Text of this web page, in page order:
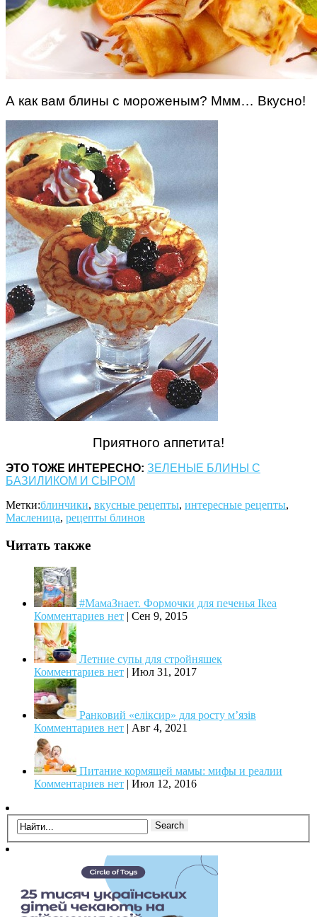
А как вам блины с мороженым? Ммм… Вкусно!
Приятного аппетита!
ЭТО ТОЖЕ ИНТЕРЕСНО: ЗЕЛЕНЫЕ БЛИНЫ С
БАЗИЛИКОМ И СЫРОМ
Метки:блинчики, вкусные рецепты, интересные рецепты,
Масленица, рецепты блинов
Читать также
#МамаЗнает. Формочки для печенья Ikea
Комментариев нет | Сен 9, 2015
Летние супы для стройняшек
Комментариев нет | Июл 31, 2017
Ранковий «еліксир» для росту м’язів
Комментариев нет | Авг 4, 2021
Питание кормящей мамы: мифы и реалии
Комментариев нет | Июл 12, 2016